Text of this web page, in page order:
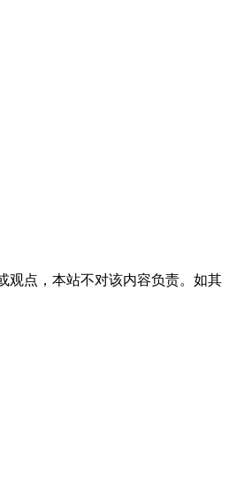
观点，本站不对该内容负责。如其